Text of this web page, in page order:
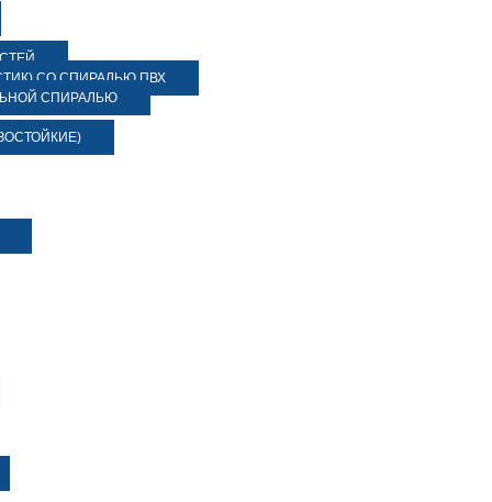
СО СПИРАЛЬЮ ПВХ
СПИРАЛЬЮ